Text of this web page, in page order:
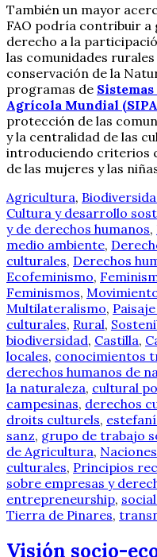
También un mayor
FAO podría contribuir
derecho a la
las comunidades
conservación de la
programas de
Agrícola Mundial
protección de las
y la centralidad de las
introduciendo criterios
de las mujeres y las
Agricultura,
Cultura y desarrollo
y de derechos humanos,
medio ambiente,
culturales, Derechos
Ecofeminismo,
Feminismos,
Multilateralismo,
culturales, Rural,
biodiversidad, Castilla,
locales, conocimientos
derechos humanos de
la naturaleza, cultural
campesinas, derechos
droits culturels,
sanz, grupo de trabajo
de Agricultura,
culturales, Principios
sobre empresas y
entrepreneurship,
Tierra de Pinares,
Visión socio-